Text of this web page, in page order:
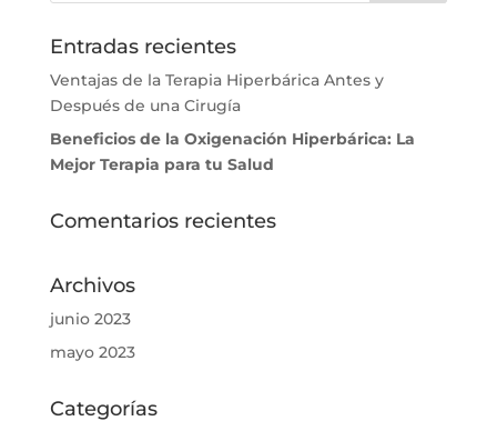
Entradas recientes
Ventajas de la Terapia Hiperbárica Antes y
Después de una Cirugía
Beneficios de la Oxigenación Hiperbárica: La
Mejor Terapia para tu Salud
Comentarios recientes
Archivos
junio 2023
mayo 2023
Categorías